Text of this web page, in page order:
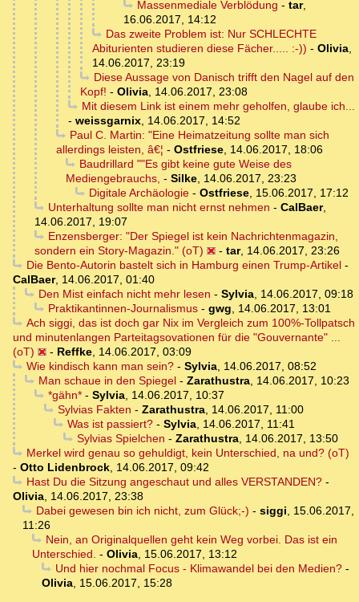
Massenmediale Verblödung - tar,
16.06.2017, 14:12
Das zweite Problem ist: Nur SCHLECHTE
Abiturienten studieren diese Fächer..... :-)) - Olivia,
14.06.2017, 23:19
Diese Aussage von Danisch trifft den Nagel auf den
Kopf! - Olivia, 14.06.2017, 23:08
Mit diesem Link ist einem mehr geholfen, glaube ich...
- weissgarnix, 14.06.2017, 14:52
Paul C. Martin: "Eine Heimatzeitung sollte man sich
allerdings leisten, â€¦ - Ostfriese, 14.06.2017, 18:06
Baudrillard ""Es gibt keine gute Weise des
Mediengebrauchs, - Silke, 14.06.2017, 23:23
Digitale Archäologie- Ostfriese, 15.06.2017, 17:12
Unterhaltung sollte man nicht ernst nehmen - CalBaer,
14.06.2017, 19:07
Enzensberger: "Der Spiegel ist kein Nachrichtenmagazin,
sondern ein Story-Magazin." (oT)
- tar, 14.06.2017, 23:26
Die Bento-Autorin bastelt sich in Hamburg einen Trump-Artikel-
CalBaer, 14.06.2017, 01:40
Den Mist einfach nicht mehr lesen - Sylvia, 14.06.2017, 09:18
Praktikantinnen-Journalismus- gwg, 14.06.2017, 13:01
Ach siggi, das ist doch gar Nix im Vergleich zum 100%-Tollpatsch
und minutenlangen Parteitagsovationen für die "Gouvernante" ...
(oT)
- Reffke, 14.06.2017, 03:09
Wie kindisch kann man sein?- Sylvia, 14.06.2017, 08:52
Man schaue in den Spiegel- Zarathustra, 14.06.2017, 10:23
*gähn*- Sylvia, 14.06.2017, 10:37
Sylvias Fakten - Zarathustra, 14.06.2017, 11:00
Was ist passiert?- Sylvia, 14.06.2017, 11:41
Sylvias Spielchen - Zarathustra, 14.06.2017, 13:50
Merkel wird genau so gehuldigt, kein Unterschied, na und? (oT)
- Otto Lidenbrock, 14.06.2017, 09:42
Hast Du die Sitzung angeschaut und alles VERSTANDEN?-
Olivia, 14.06.2017, 23:38
Dabei gewesen bin ich nicht, zum Glück;-) - siggi, 15.06.2017,
11:26
Nein, an Originalquellen geht kein Weg vorbei. Das ist ein
Unterschied. - Olivia, 15.06.2017, 13:12
Und hier nochmal Focus - Klimawandel bei den Medien?-
Olivia, 15.06.2017, 15:28